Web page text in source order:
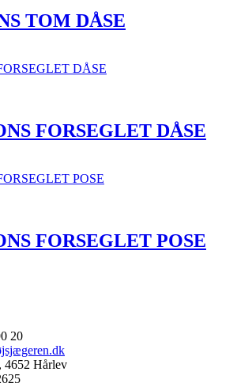
TOM DÅSE
FORSEGLET DÅSE
FORSEGLET POSE
20
4652 Hårlev